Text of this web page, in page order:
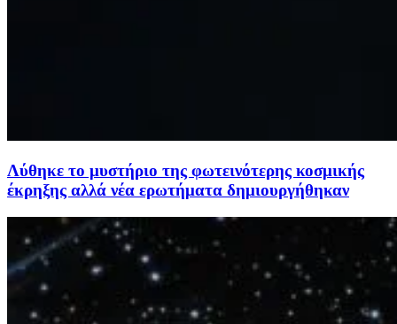
Λύθηκε το μυστήριο της φωτεινότερης κοσμικής
έκρηξης αλλά νέα ερωτήματα δημιουργήθηκαν